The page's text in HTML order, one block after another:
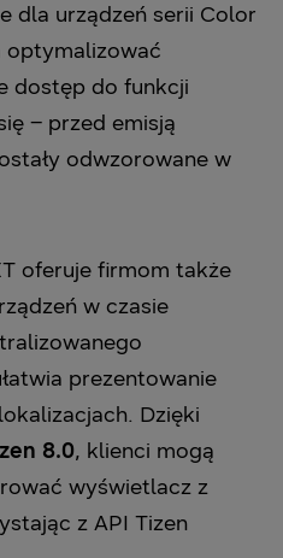
dla urządzeń serii Color
optymalizować
dostęp do funkcji
– przed emisją
odwzorowane w
oferuje firmom także
w czasie
prezentowanie
Dzięki
8.0, klienci mogą
wyświetlacz z
z API Tizen